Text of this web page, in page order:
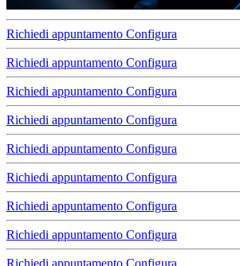
Richiedi appuntamento Configura
Richiedi appuntamento Configura
Richiedi appuntamento Configura
Richiedi appuntamento Configura
Richiedi appuntamento Configura
Richiedi appuntamento Configura
Richiedi appuntamento Configura
Richiedi appuntamento Configura
Richiedi appuntamento Configura